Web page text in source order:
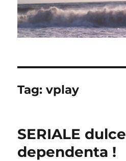
Tag:vplay
SERIALE dulce
dependenta !